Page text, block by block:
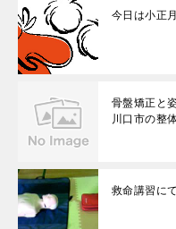
今日は小正月
骨盤矯正と
川口市の整
救命講習にて